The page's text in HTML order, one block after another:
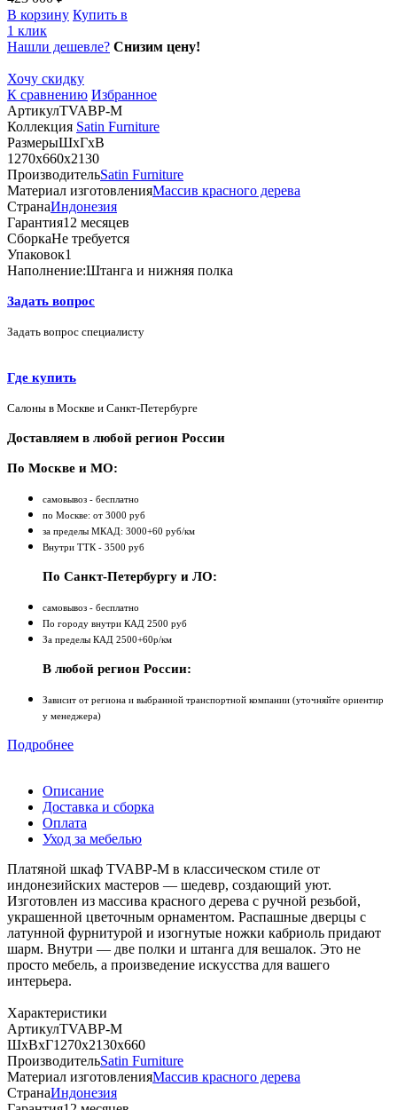
В корзину Купить в
1 клик
Нашли дешевле? Снизим цену!
Хочу скидку
К сравнению Избранное
АртикулTVABP-M
Коллекция Satin Furniture
РазмерыШхГхВ
1270х660х2130
ПроизводительSatin Furniture
Материал изготовленияМассив красного дерева
СтранаИндонезия
Гарантия12 месяцев
СборкаНе требуется
Упаковок1
Наполнение:Штанга и нижняя полка
Задать вопрос
Задать вопрос специалисту
Где купить
Салоны в Москве и Санкт-Петербурге
Доставляем в любой регион России
По Москве и МО:
самовывоз - бесплатно
по Москве: от 3000 руб
за пределы МКАД: 3000+60 руб/км
Внутри ТТК - 3500 руб
По Санкт-Петербургу и ЛО:
самовывоз - бесплатно
По городу внутри КАД 2500 руб
За пределы КАД 2500+60р/км
В любой регион России:
Зависит от региона и выбранной транспортной компании (уточняйте ориентир
у менеджера)
Подробнее
Описание
Доставка и сборка
Оплата
Уход за мебелью
Платяной шкаф TVABP-M в классическом стиле от
индонезийских мастеров — шедевр, создающий уют.
Изготовлен из массива красного дерева с ручной резьбой,
украшенной цветочным орнаментом. Распашные дверцы с
латунной фурнитурой и изогнутые ножки кабриоль придают
шарм. Внутри — две полки и штанга для вешалок. Это не
просто мебель, а произведение искусства для вашего
интерьера.
Характеристики
АртикулTVABP-M
ШхВхГ1270х2130х660
ПроизводительSatin Furniture
Материал изготовленияМассив красного дерева
СтранаИндонезия